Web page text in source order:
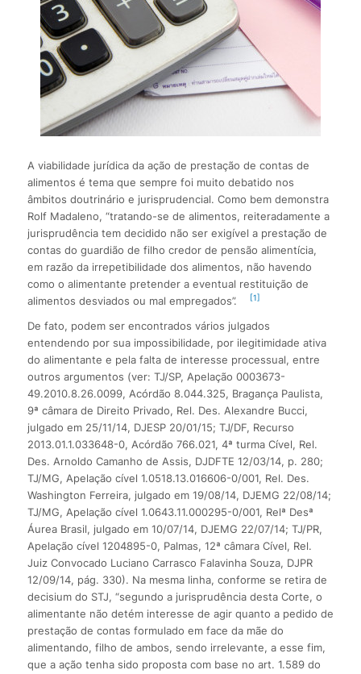
A viabilidade jurídica da ação de prestação de contas de
alimentos é tema que sempre foi muito debatido nos
âmbitos doutrinário e jurisprudencial. Como bem demonstra
Rolf Madaleno, “tratando-se de alimentos, reiteradamente a
jurisprudência tem decidido não ser exigível a prestação de
contas do guardião de filho credor de pensão alimentícia,
em razão da irrepetibilidade dos alimentos, não havendo
como o alimentante pretender a eventual restituição de
alimentos desviados ou mal empregados”.
[1]
De fato, podem ser encontrados vários julgados
entendendo por sua impossibilidade, por ilegitimidade ativa
do alimentante e pela falta de interesse processual, entre
outros argumentos (ver: TJ/SP, Apelação 0003673-
49.2010.8.26.0099, Acórdão 8.044.325, Bragança Paulista,
9ª câmara de Direito Privado, Rel. Des. Alexandre Bucci,
julgado em 25/11/14, DJESP 20/01/15; TJ/DF, Recurso
2013.01.1.033648-0, Acórdão 766.021, 4ª turma Cível, Rel.
Des. Arnoldo Camanho de Assis, DJDFTE 12/03/14, p. 280;
TJ/MG, Apelação cível 1.0518.13.016606-0/001, Rel. Des.
Washington Ferreira, julgado em 19/08/14, DJEMG 22/08/14;
TJ/MG, Apelação cível 1.0643.11.000295-0/001, Relª Desª
Áurea Brasil, julgado em 10/07/14, DJEMG 22/07/14; TJ/PR,
Apelação cível 1204895-0, Palmas, 12ª câmara Cível, Rel.
Juiz Convocado Luciano Carrasco Falavinha Souza, DJPR
12/09/14, pág. 330). Na mesma linha, conforme se retira de
decisium do STJ, “segundo a jurisprudência desta Corte, o
alimentante não detém interesse de agir quanto a pedido de
prestação de contas formulado em face da mãe do
alimentando, filho de ambos, sendo irrelevante, a esse fim,
que a ação tenha sido proposta com base no art. 1.589 do